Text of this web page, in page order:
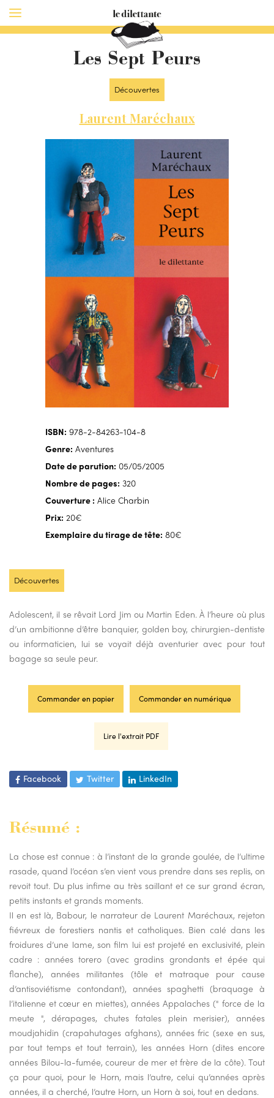
Les Sept Peurs
Découvertes
Laurent Maréchaux
ISBN: 978-2-84263-104-8
Genre: Aventures
Date de parution: 05/05/2005
Nombre de pages: 320
Couverture : Alice Charbin
Prix: 20€
Exemplaire du tirage de tête: 80€
Découvertes
Adolescent, il se rêvait Lord Jim ou Martin Eden. À l’heure où plus
d’un ambitionne d’être banquier, golden boy, chirurgien-dentiste
ou informaticien, lui se voyait déjà aventurier avec pour tout
bagage sa seule peur.
Commander en papier Commander en numérique
Lire l'extrait PDF
Facebook Twitter LinkedIn
Résumé :
La chose est connue : à l’instant de la grande goulée, de l’ultime
rasade, quand l’océan s’en vient vous prendre dans ses replis, on
revoit tout. Du plus infime au très saillant et ce sur grand écran,
petits instants et grands moments.
Il en est là, Babour, le narrateur de Laurent Maréchaux, rejeton
fiévreux de forestiers nantis et catholiques. Bien calé dans les
froidures d’une lame, son film lui est projeté en exclusivité, plein
cadre : années torero (avec gradins grondants et épée qui
flanche), années militantes (tôle et matraque pour cause
d’antisoviétisme contondant), années spaghetti (braquage à
l’italienne et cœur en miettes), années Appalaches (" force de la
meute ", dérapages, chutes fatales plein merisier), années
moudjahidin (crapahutages afghans), années fric (sexe en sus,
par tout temps et tout terrain), les années Horn (dites encore
années Bilou-la-fumée, coureur de mer et frère de la côte). Tout
ça pour quoi, pour le Horn, mais l’autre, celui qu’années après
années, il a cherché, l’autre Horn, un Horn à soi, tout en dedans.